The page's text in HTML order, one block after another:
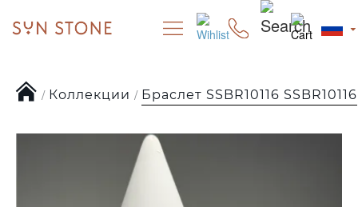
Коллекции Браслет SSBR10116 SSBR10116